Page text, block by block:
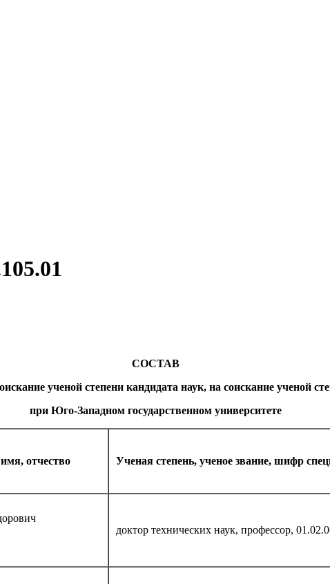
СОСТАВ
ученой степени кандидата наук, на соискание ученой
при Юго-Западном государственном университете
отчество Ученая степень, ученое звание, шифр
доктор технических наук, профессор,